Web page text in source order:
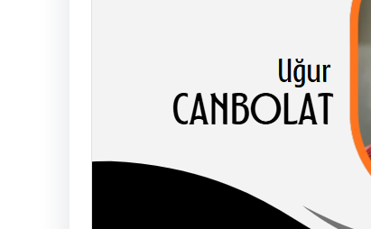
AHLÂK-I HASENE erleri,
soyut ve somut olguları
birbirinden…